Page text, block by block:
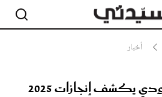
أخبار
وزير الإعلام السعودي يكشف إنجازات 2025